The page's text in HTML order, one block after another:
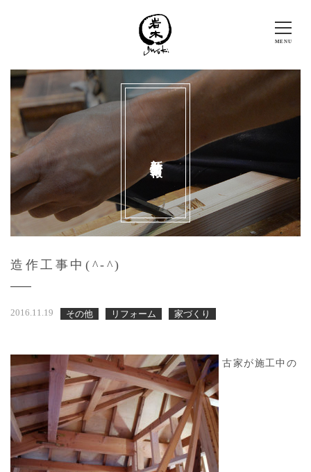
造作工事中(^-^)
2016.11.19 その他 リフォーム 家づくり
古家が施工中の